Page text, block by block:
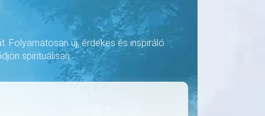
Folyamatosan új, érdekes és inspiráló
spirituálisan